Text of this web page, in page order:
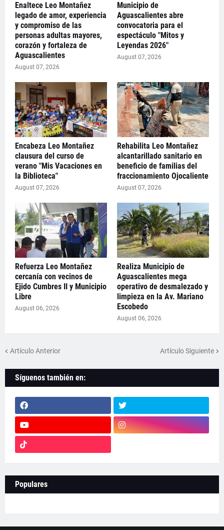
Enaltece Leo Montañez
legado de amor, experiencia
y compromiso de las
personas adultas mayores,
corazón y fortaleza de
Aguascalientes
August 07, 2026
Municipio de
Aguascalientes abre
convocatoria para el
espectáculo "Mitos y
Leyendas 2026"
August 07, 2026
Encabeza Leo Montañez
clausura del curso de
verano "Mis Vacaciones en
la Biblioteca"
August 07, 2026
Rehabilita Leo Montañez
alcantarillado sanitario en
beneficio de familias del
fraccionamiento Ojocaliente
August 07, 2026
Refuerza Leo Montañez
cercanía con vecinos de
Ejido Cumbres II y Municipio
Libre
August 06, 2026
Realiza Municipio de
Aguascalientes mega
operativo de desmalezado y
limpieza en la Av. Mariano
Escobedo
August 06, 2026
Artículo Anterior Artículo Siguiente
Síguenos también en:
Populares